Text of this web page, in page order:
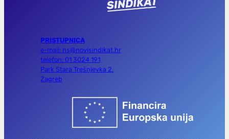
PRISTUPNICA
e-mail: ns@novisindikat.hr
telefon: 01 3024 191
Park Stara Trešnjevka 2,
Zagreb